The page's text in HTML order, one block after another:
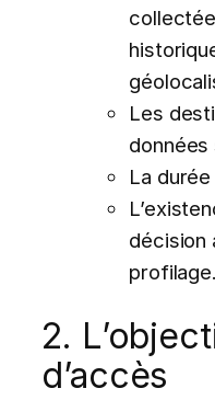
Les
La
décision
profilage.
2.
d’accès